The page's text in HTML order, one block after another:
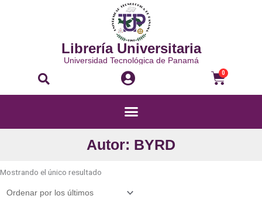
Librería Universitaria
Universidad Tecnológica de Panamá
Buscar 0
Menú
Autor: BYRD
Mostrando el único resultado